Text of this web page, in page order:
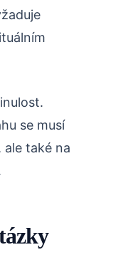
se musí
ale také na